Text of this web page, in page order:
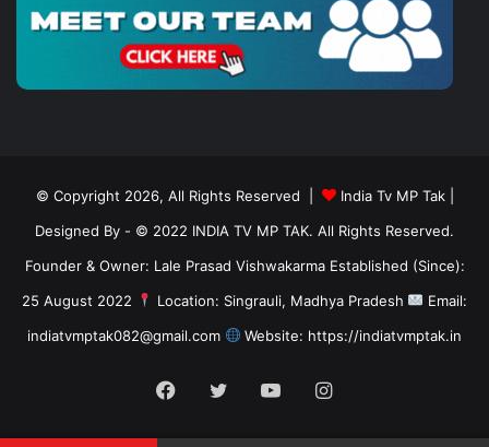
© Copyright 2026, All Rights Reserved | India Tv MP Tak|
Designed By - © 2022 INDIA TV MP TAK. All Rights Reserved.
Founder & Owner: Lale Prasad Vishwakarma Established (Since):
25 August 2022
Location: Singrauli, Madhya Pradesh
Email:
indiatvmptak082@gmail.com
Website: https://indiatvmptak.in
Facebook
TwitterYouTubeInstagram